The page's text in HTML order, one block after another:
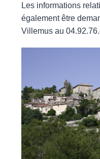
Les informations
également être
Villemus au